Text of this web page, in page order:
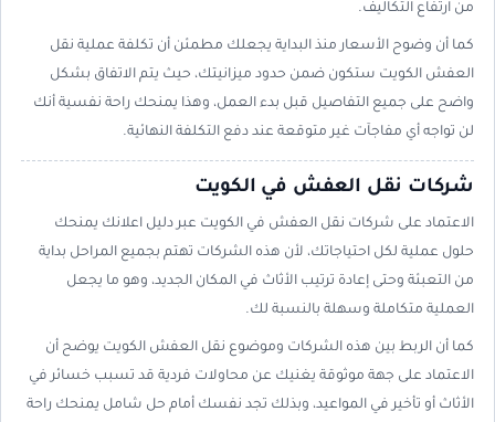
من ارتفاع التكاليف.
كما أن وضوح الأسعار منذ البداية يجعلك مطمئن أن تكلفة عملية نقل
العفش الكويت ستكون ضمن حدود ميزانيتك، حيث يتم الاتفاق بشكل
واضح على جميع التفاصيل قبل بدء العمل، وهذا يمنحك راحة نفسية أنك
لن تواجه أي مفاجآت غير متوقعة عند دفع التكلفة النهائية.
شركات نقل العفش في الكويت
الاعتماد على شركات نقل العفش في الكويت عبر دليل اعلانك يمنحك
حلول عملية لكل احتياجاتك، لأن هذه الشركات تهتم بجميع المراحل بداية
من التعبئة وحتى إعادة ترتيب الأثاث في المكان الجديد، وهو ما يجعل
العملية متكاملة وسهلة بالنسبة لك.
كما أن الربط بين هذه الشركات وموضوع نقل العفش الكويت يوضح أن
الاعتماد على جهة موثوقة يغنيك عن محاولات فردية قد تسبب خسائر في
الأثاث أو تأخير في المواعيد، وبذلك تجد نفسك أمام حل شامل يمنحك راحة